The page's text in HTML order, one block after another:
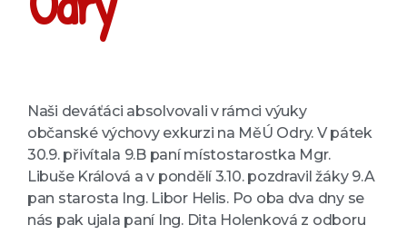
Naši deváťáci absolvovali v rámci výuky
občanské výchovy exkurzi na MěÚ Odry. V pátek
30.9. přivítala 9.B paní místostarostka Mgr.
Libuše Králová a v pondělí 3.10. pozdravil žáky 9.A
pan starosta Ing. Libor Helis. Po oba dva dny se
nás pak ujala paní Ing. Dita Holenková z odboru